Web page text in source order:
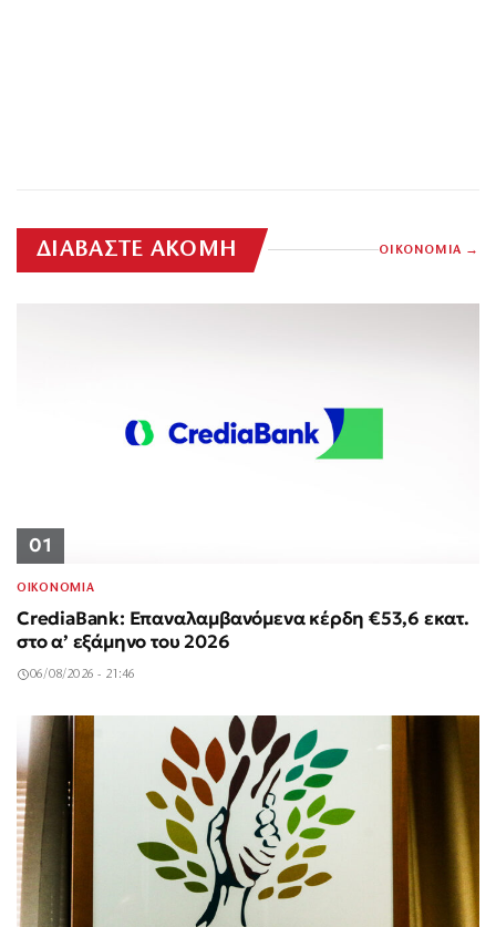
ΔΙΑΒΑΣΤΕ ΑΚΟΜΗ ΟΙΚΟΝΟΜΙΑ
01
ΟΙΚΟΝΟΜΙΑ
CrediaBank: Επαναλαμβανόμενα κέρδη €53,6 εκατ.
στο α’ εξάμηνο του 2026
06/08/2026 - 21:46